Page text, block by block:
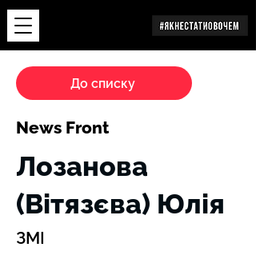
До списку
News Front
ЗМІ
Лозанова
(Вітязєва) Юлія